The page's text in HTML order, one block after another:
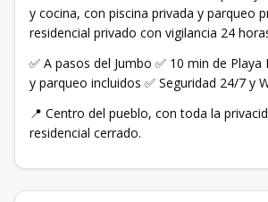
y cocina, con piscina privada y parqueo
residencial privado con vigilancia 24
✅ A pasos del Jumbo ✅ 10 min de Playa
y parqueo incluidos ✅ Seguridad 24/7 y
📍 Centro del pueblo, con toda la
residencial cerrado.